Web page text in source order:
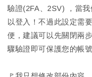
驗證(2FA、2SV) ，當
以登入！不過此設定需
便，建議可以先關閉兩
驟驗證即可保護您的帳